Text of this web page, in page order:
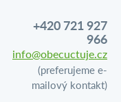
+420 721 927
966
info@obecuctuje.cz
(preferujeme e-
mailový kontakt)